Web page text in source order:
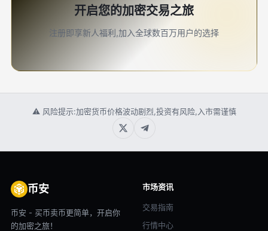
开启您的加密交易之旅
注册即享新人福利,加入全球数百万用户的选择
⚠ 风险提示:加密货币价格波动剧烈,投资有风险,入市需谨慎
币安
币安 - 买币卖币更简单，开启你
的加密之旅！
市场资讯
交易指南
行情中心